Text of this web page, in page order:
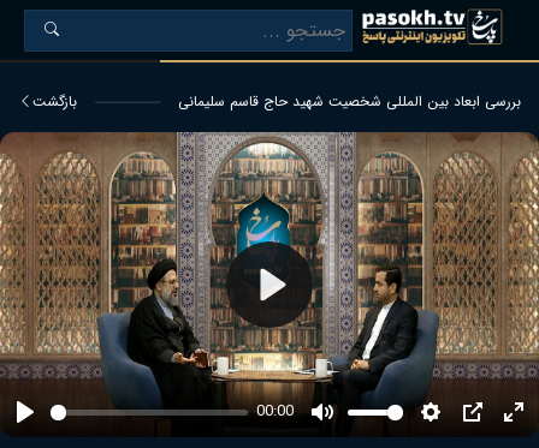
بررسی ابعاد بین المللی شخصیت شهید حاج قاسم سلیمانی بازگشت
Play
00:00
Mute SettingsPIP
Play